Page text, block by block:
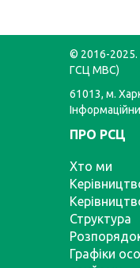
© 2016-2025.
ГСЦ МВС)
61013, м.
ПРО РСЦ
Хто ми
Структура
Графіки